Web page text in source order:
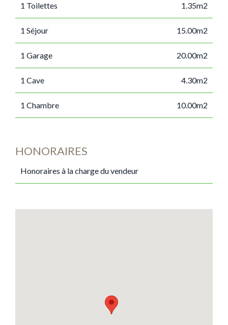
1 Toilettes 1.35m2
1 Séjour 15.00m2
1 Garage 20.00m2
1 Cave 4.30m2
1 Chambre 10.00m2
HONORAIRES
Honoraires à la charge du vendeur